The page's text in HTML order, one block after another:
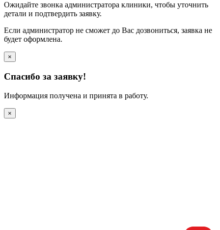
Ожидайте звонка администратора клиники, чтобы уточнить
детали и подтвердить заявку.
Если администратор не сможет до Вас дозвониться, заявка не
будет оформлена.
×
Спасибо за заявку!
Информация получена и принята в работу.
×